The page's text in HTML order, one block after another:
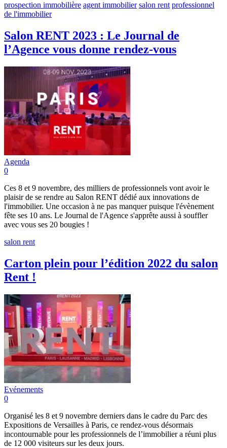
prospection immobilière agent immobilier salon rent professionnel
de l'immobilier
Salon RENT 2023 : Le Journal de
l’Agence vous donne rendez-vous
Agenda
0
Ces 8 et 9 novembre, des milliers de professionnels vont avoir le
plaisir de se rendre au Salon RENT dédié aux innovations de
l'immobilier. Une occasion à ne pas manquer puisque l'évènement
fête ses 10 ans. Le Journal de l'Agence s'apprête aussi à souffler
avec vous ses 20 bougies !
salon rent
Carton plein pour l’édition 2022 du salon
Rent !
Evénements
0
Organisé les 8 et 9 novembre derniers dans le cadre du Parc des
Expositions de Versailles à Paris, ce rendez-vous désormais
incontournable pour les professionnels de l’immobilier a réuni plus
de 12 000 visiteurs sur les deux jours.